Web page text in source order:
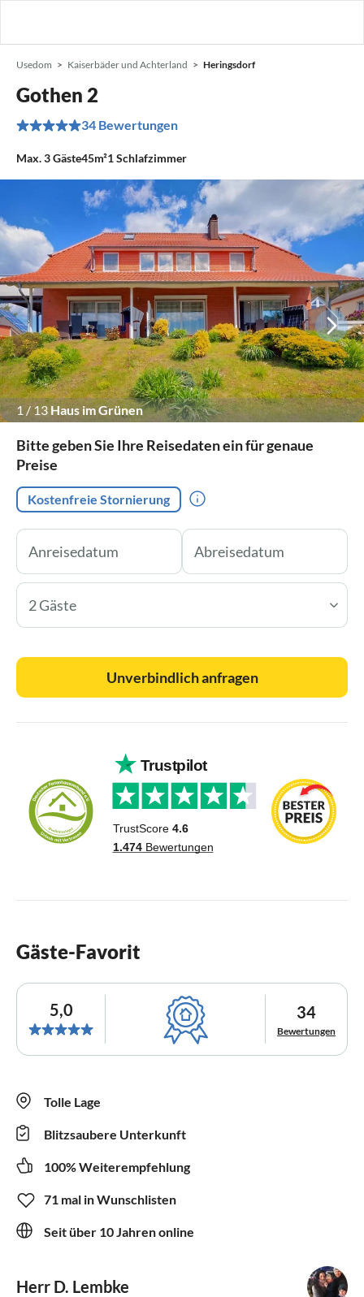
Usedom Kaiserbäder und Achterland Heringsdorf
Gothen 2
34 Bewertungen
Max.3Gäste45m²1Schlafzimmer
1/ 13Haus im Grünen
Bitte geben Sie Ihre Reisedaten ein für genaue
Preise
Kostenfreie Stornierung
2 Gäste
Unverbindlich anfragen
Gäste-Favorit
5,0 34
Bewertungen
Tolle Lage
Blitzsaubere Unterkunft
100% Weiterempfehlung
71 mal in Wunschlisten
Seit über 10 Jahren online
Herr D. Lembke